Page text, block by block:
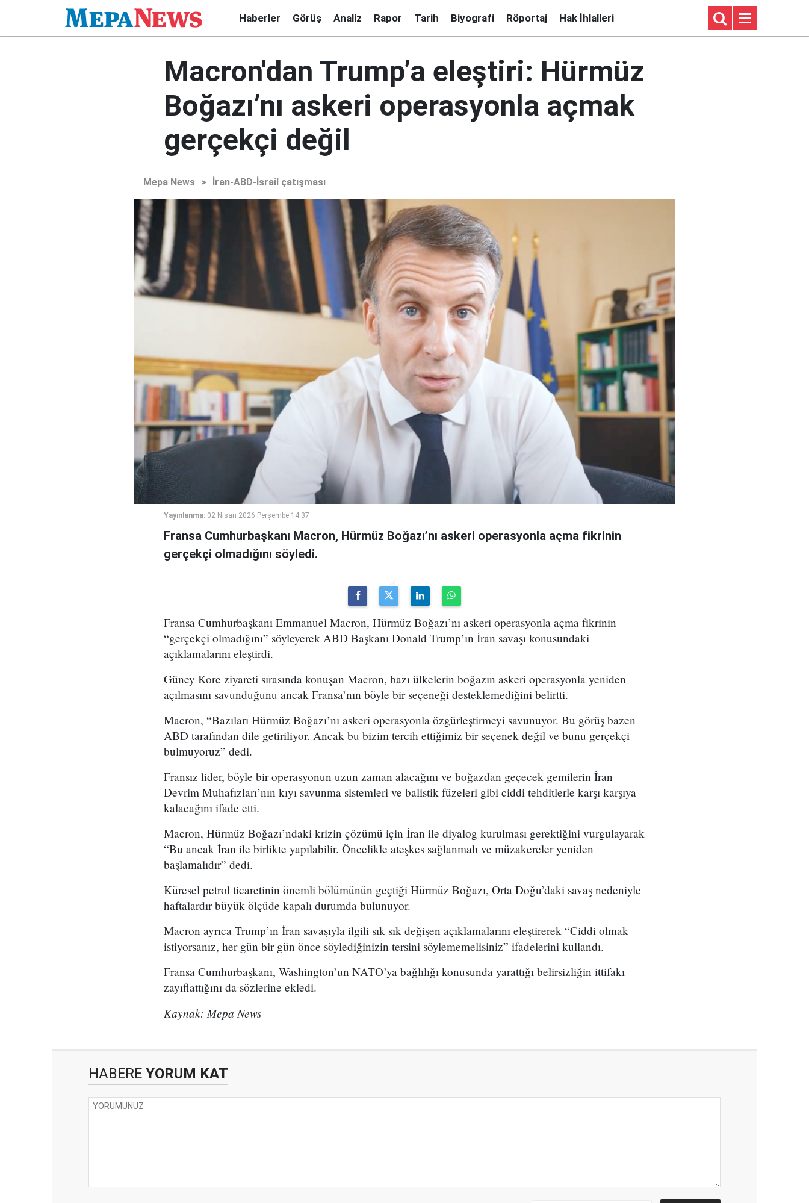
Haberler Görüş Analiz Rapor Tarih Biyografi Röportaj Hak İhlalleri
Macron'dan Trump’a eleştiri: Hürmüz
Boğazı’nı askeri operasyonla açmak
gerçekçi değil
Mepa News > İran-ABD-İsrail çatışması
Yayınlanma: 02 Nisan 2026 Perşembe 14:37
Fransa Cumhurbaşkanı Macron, Hürmüz Boğazı’nı askeri operasyonla açma fikrinin
gerçekçi olmadığını söyledi.
Fransa Cumhurbaşkanı Emmanuel Macron, Hürmüz Boğazı’nı askeri operasyonla açma fikrinin
“gerçekçi olmadığını” söyleyerek ABD Başkanı Donald Trump’ın İran savaşı konusundaki
açıklamalarını eleştirdi.
Güney Kore ziyareti sırasında konuşan Macron, bazı ülkelerin boğazın askeri operasyonla yeniden
açılmasını savunduğunu ancak Fransa’nın böyle bir seçeneği desteklemediğini belirtti.
Macron, “Bazıları Hürmüz Boğazı’nı askeri operasyonla özgürleştirmeyi savunuyor. Bu görüş bazen
ABD tarafından dile getiriliyor. Ancak bu bizim tercih ettiğimiz bir seçenek değil ve bunu gerçekçi
bulmuyoruz” dedi.
Fransız lider, böyle bir operasyonun uzun zaman alacağını ve boğazdan geçecek gemilerin İran
Devrim Muhafızları’nın kıyı savunma sistemleri ve balistik füzeleri gibi ciddi tehditlerle karşı karşıya
kalacağını ifade etti.
Macron, Hürmüz Boğazı’ndaki krizin çözümü için İran ile diyalog kurulması gerektiğini vurgulayarak
“Bu ancak İran ile birlikte yapılabilir. Öncelikle ateşkes sağlanmalı ve müzakereler yeniden
başlamalıdır” dedi.
Küresel petrol ticaretinin önemli bölümünün geçtiği Hürmüz Boğazı, Orta Doğu’daki savaş nedeniyle
haftalardır büyük ölçüde kapalı durumda bulunuyor.
Macron ayrıca Trump’ın İran savaşıyla ilgili sık sık değişen açıklamalarını eleştirerek “Ciddi olmak
istiyorsanız, her gün bir gün önce söylediğinizin tersini söylememelisiniz” ifadelerini kullandı.
Fransa Cumhurbaşkanı, Washington’un NATO’ya bağlılığı konusunda yarattığı belirsizliğin ittifakı
zayıflattığını da sözlerine ekledi.
Kaynak: Mepa News
HABERE YORUM KAT